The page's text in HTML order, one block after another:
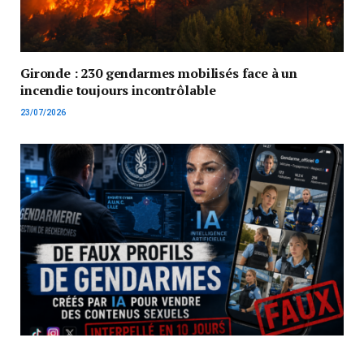
Gironde : 230 gendarmes mobilisés face à un
incendie toujours incontrôlable
23/07/2026